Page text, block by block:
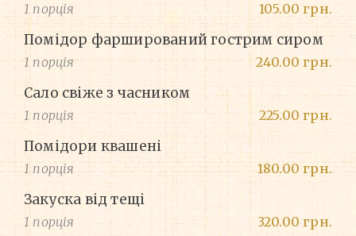
1 порція 105.00 грн.
Помідор фарширований гострим сиром
1 порція 240.00 грн.
Сало свіже з часником
1 порція 225.00 грн.
Помідори квашені
1 порція 180.00 грн.
Закуска від тещі
1 порція 320.00 грн.